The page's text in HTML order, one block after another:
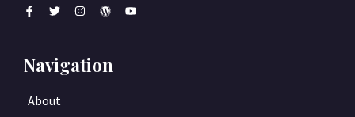
Navigation
About